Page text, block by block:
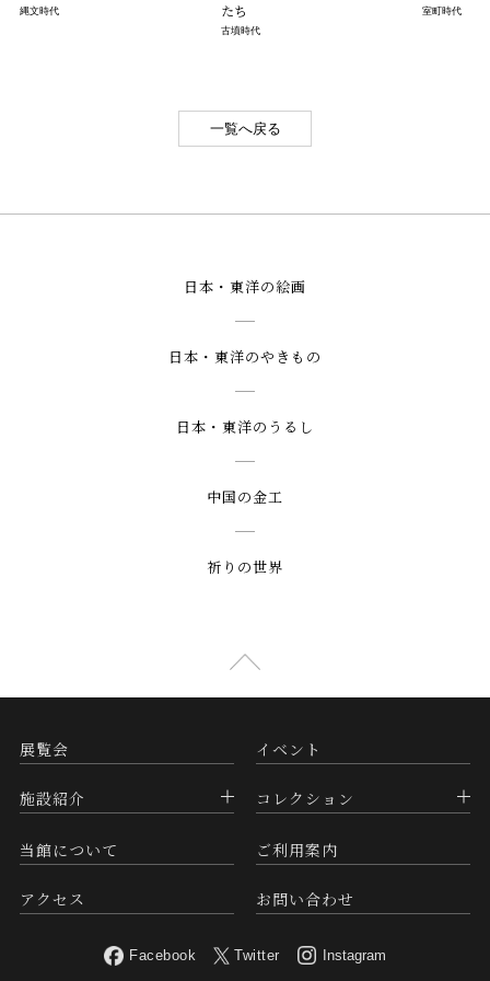
縄文時代
たち
古墳時代
室町時代
一覧へ戻る
日本・東洋の絵画
日本・東洋のやきもの
日本・東洋のうるし
中国の金工
祈りの世界
展覧会
施設紹介
当館について
アクセス
イベント
コレクション
ご利用案内
お問い合わせ
Facebook Twitter Instagram